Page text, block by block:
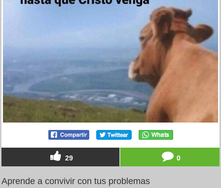
29 0
Aprende a convivir con tus problemas